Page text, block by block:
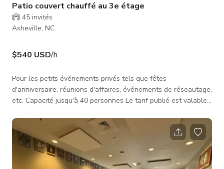
Patio couvert chauffé au 3e étage
45 invités
Asheville, NC
$540 USD/h
Pour les petits événements privés tels que fêtes
d'anniversaire, réunions d'affaires, événements de réseautage,
etc. Capacité jusqu'à 40 personnes Le tarif publié est valable
jeudi 540 $/heure Vendredi - samedi 720 $/heure L'ESPACE
COMPREND : • Patio couvert chauffé • Télévision 55" • Vue
sur South Slope d'Asheville et les montagnes Blue Ridge